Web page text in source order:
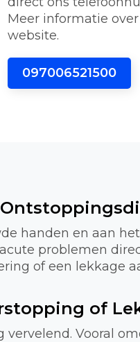
Meer informatie
website.
097006521500
handen en aan
problemen
of een lekkage
of
vervelend. Vooral